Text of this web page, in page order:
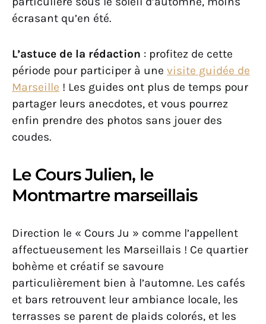
écrasant qu’en été.
L’astuce de la rédaction : profitez de cette
période pour participer à une visite guidée de
Marseille ! Les guides ont plus de temps pour
partager leurs anecdotes, et vous pourrez
enfin prendre des photos sans jouer des
coudes.
Le Cours Julien, le
Montmartre marseillais
Direction le « Cours Ju » comme l’appellent
affectueusement les Marseillais ! Ce quartier
bohème et créatif se savoure
particulièrement bien à l’automne. Les cafés
et bars retrouvent leur ambiance locale, les
terrasses se parent de plaids colorés, et les